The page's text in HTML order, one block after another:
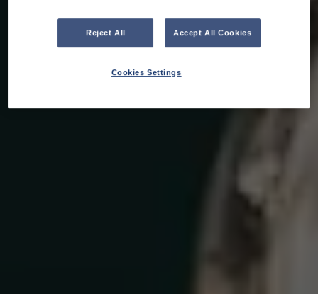
Reject All Accept All Cookies
Cookies Settings